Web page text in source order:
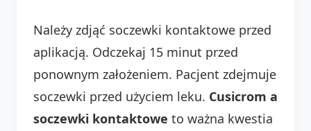
Należy zdjąć soczewki kontaktowe przed
aplikacją. Odczekaj 15 minut przed
ponownym założeniem. Pacjent zdejmuje
soczewki przed użyciem leku. Cusicrom a
soczewki kontaktowe to ważna kwestia